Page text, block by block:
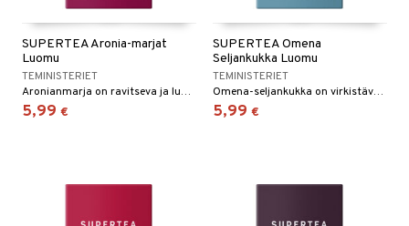
SUPERTEA Aronia-marjat
Luomu
TEMINISTERIET
Aronianmarja on ravitseva ja luonnollinen ainesosa, sekoitettuna luomuvihreään teehen, hibiskukseen ja lakritsiin.
5,99 €
SUPERTEA Omena
Seljankukka Luomu
TEMINISTERIET
Omena-seljankukka on virkistävä ja valmistettu luomuvihreästä teestä yhdistettynä herkulliseen sitruunaruohoon ja lakritsiuutteeseen.
5,99 €